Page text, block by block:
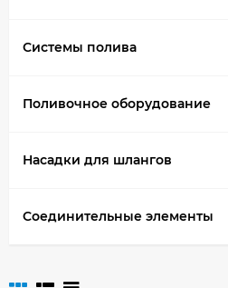
Системы полива
Поливочное оборудование
Насадки для шлангов
Cоединительные элементы